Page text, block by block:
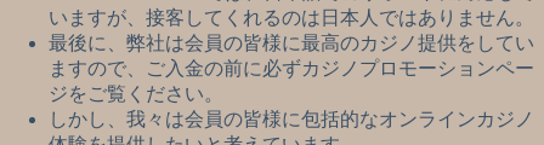
いますが、接客してくれるのは日本人ではありません。
最後に、弊社は会員の皆様に最高のカジノ提供をしてい
ますので、ご入金の前に必ずカジノプロモーションペー
ジをご覧ください。
しかし、我々は会員の皆様に包括的なオンラインカジノ